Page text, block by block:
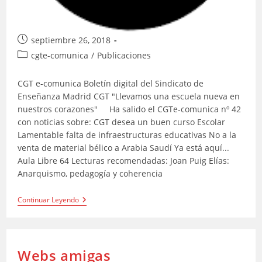
Publicación
de
septiembre 26, 2018
Categoría
la
entrada:
cgte-comunica / Publicaciones
CGT e-comunica Boletín digital del Sindicato de
Enseñanza Madrid CGT "Llevamos una escuela nueva en
nuestros corazones" Ha salido el CGTe-comunica nº 42
con noticias sobre: CGT desea un buen curso Escolar
Lamentable falta de infraestructuras educativas No a la
venta de material bélico a Arabia Saudí Ya está aquí...
Aula Libre 64 Lecturas recomendadas: Joan Puig Elías:
Anarquismo, pedagogía y coherencia
Continuar LeyendoCGTe-
Comunica
Webs amigas